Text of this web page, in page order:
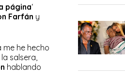
página‘
Farfán y
me he hecho
salsera,
hablando